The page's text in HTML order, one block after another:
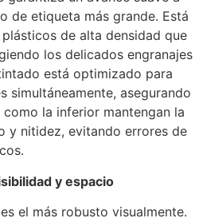
de etiqueta más grande. Está
de alta densidad que
los delicados engranajes
está optimizado para
simultáneamente, asegurando
la inferior mantengan la
y nitidez, evitando errores de
y espacio
es el más robusto visualmente.